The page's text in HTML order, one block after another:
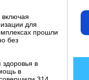
для
прошли
без
здоровья в
в